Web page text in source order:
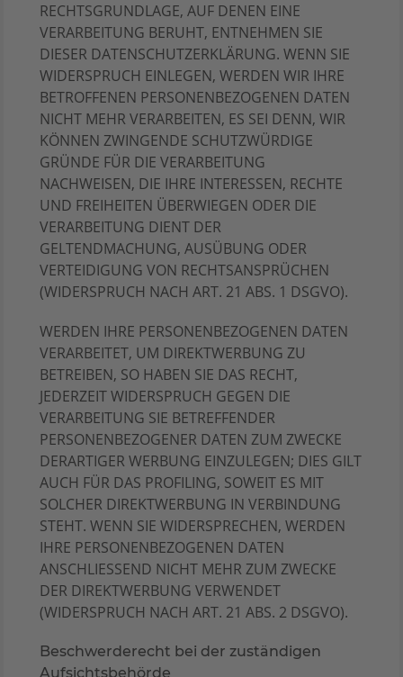
RECHTSGRUNDLAGE, AUF DENEN EINE
VERARBEITUNG BERUHT, ENTNEHMEN SIE
DIESER DATENSCHUTZERKLÄRUNG. WENN SIE
WIDERSPRUCH EINLEGEN, WERDEN WIR IHRE
BETROFFENEN PERSONENBEZOGENEN DATEN
NICHT MEHR VERARBEITEN, ES SEI DENN, WIR
KÖNNEN ZWINGENDE SCHUTZWÜRDIGE
GRÜNDE FÜR DIE VERARBEITUNG
NACHWEISEN, DIE IHRE INTERESSEN, RECHTE
UND FREIHEITEN ÜBERWIEGEN ODER DIE
VERARBEITUNG DIENT DER
GELTENDMACHUNG, AUSÜBUNG ODER
VERTEIDIGUNG VON RECHTSANSPRÜCHEN
(WIDERSPRUCH NACH ART. 21 ABS. 1 DSGVO).
WERDEN IHRE PERSONENBEZOGENEN DATEN
VERARBEITET, UM DIREKTWERBUNG ZU
BETREIBEN, SO HABEN SIE DAS RECHT,
JEDERZEIT WIDERSPRUCH GEGEN DIE
VERARBEITUNG SIE BETREFFENDER
PERSONENBEZOGENER DATEN ZUM ZWECKE
DERARTIGER WERBUNG EINZULEGEN; DIES GILT
AUCH FÜR DAS PROFILING, SOWEIT ES MIT
SOLCHER DIREKTWERBUNG IN VERBINDUNG
STEHT. WENN SIE WIDERSPRECHEN, WERDEN
IHRE PERSONENBEZOGENEN DATEN
ANSCHLIESSEND NICHT MEHR ZUM ZWECKE
DER DIREKTWERBUNG VERWENDET
(WIDERSPRUCH NACH ART. 21 ABS. 2 DSGVO).
Beschwerde­recht bei der zuständigen
Aufsichts­behörde